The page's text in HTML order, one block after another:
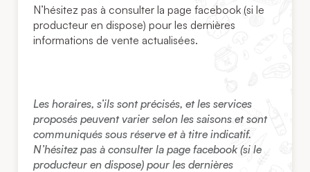
N’hésitez pas à consulter la page facebook (si le
producteur en dispose) pour les dernières
informations de vente actualisées.
Les horaires, s’ils sont précisés, et les services
proposés peuvent varier selon les saisons et sont
communiqués sous réserve et à titre indicatif.
N’hésitez pas à consulter la page facebook (si le
producteur en dispose) pour les dernières